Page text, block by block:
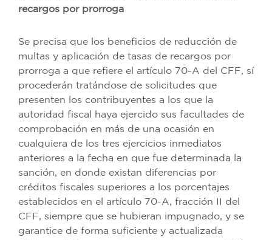
recargos por prorroga
Se precisa que los beneficios de reducción de
multas y aplicación de tasas de recargos por
prorroga a que refiere el artículo 70-A del CFF, sí
procederán tratándose de solicitudes que
presenten los contribuyentes a los que la
autoridad fiscal haya ejercido sus facultades de
comprobación en más de una ocasión en
cualquiera de los tres ejercicios inmediatos
anteriores a la fecha en que fue determinada la
sanción, en donde existan diferencias por
créditos fiscales superiores a los porcentajes
establecidos en el artículo 70-A, fracción II del
CFF, siempre que se hubieran impugnado, y se
garantice de forma suficiente y actualizada